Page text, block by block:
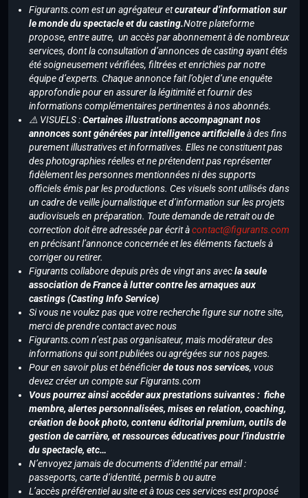
Figurants.com est un agrégateur etcurateur d’information sur
le monde du spectacle et du casting.Notre plateforme
propose, entre autre, un accès par abonnement à de nombreux
services, dont la consultation d’annonces de casting ayant étés
été soigneusement vérifiées, filtrées et enrichies par notre
équipe d’experts. Chaque annonce fait l’objet d’une enquête
approfondie pour en assurer la légitimité et fournir des
informations complémentaires pertinentes à nos abonnés.
⚠️ VISUELS :Certaines illustrations accompagnant nos
annonces sont générées par intelligence artificielleà des fins
purement illustratives et informatives. Elles ne constituent pas
des photographies réelles et ne prétendent pas représenter
fidèlement les personnes mentionnées ni des supports
officiels émis par les productions. Ces visuels sont utilisés dans
un cadre de veille journalistique et d’information sur les projets
audiovisuels en préparation. Toute demande de retrait ou de
correction doit être adressée par écrit àcontact@figurants.com
en précisant l’annonce concernée et les éléments factuels à
corriger ou retirer.
Figurants collabore depuis près de vingt ans avecla seule
association de France à lutter contre les arnaques aux
castings (Casting Info Service)
Si vous ne voulez pas que votre recherche figure sur notre site,
merci de prendre contact avec nous
Figurants.com n’est pas organisateur, mais modérateur des
informations qui sont publiées ou agrégées sur nos pages.
Pour en savoir plus et bénéficierde tous nos services, vous
devez créer un compte sur Figurants.com
Vous pourrez ainsi accéder aux prestations suivantes : fiche
membre, alertes personnalisées, mises en relation, coaching,
création de book photo, contenu éditorial premium, outils de
gestion de carrière, et ressources éducatives pour l’industrie
du spectacle, etc…
N’envoyez jamais de documents d’identité par email :
passeports, carte d’identité, permis b ou autre
L’accès préférentiel au site et à tous ces services est proposé